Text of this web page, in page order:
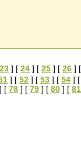
23 ] [ 24 ] [ 25 ] [ 26 ] [
] [ 52 ] [ 53 ] [ 54 ] [
] [ 78 ] [ 79 ] [ 80 ] [ 81